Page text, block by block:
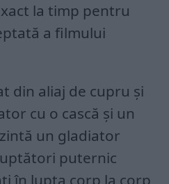
la timp pentru
a filmului
din aliaj de cupru și
cu o cască și un
un gladiator
puternic
în lupta corp la corp